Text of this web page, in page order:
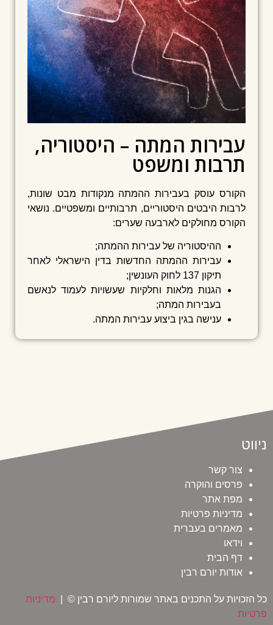
עבירות המתה – היסטוריה,
תרבות ומשפט
הקורס עוסק בעבירות ההמתה מנקודות מבט שונות,
לרבות היבטים היסטוריים, תרבותיים ומשפטיים. נושאי
הקורס מחולקים לארבעה שערים:
ההיסטוריה של עבירות ההמתה;
עבירות ההמתה החדשות בדין הישראלי לאחר
תיקון 137 לחוק העונשין;
הגנות מלאות וחלקיות שעשויות לעמוד לנאשם
בעבירות המתה;
ענישה בגין ביצוע עבירות המתה.
ניווט
צור קשר
פרסים והוקרה
מפת אתר
מדיניות פרטיות
מאמרים בעברית
וידאו
דף הבית
אודות יורם רבין
כל הזכויות על התכנים באתר שמורות ליורם רבין © | מדיניות
פרטיות